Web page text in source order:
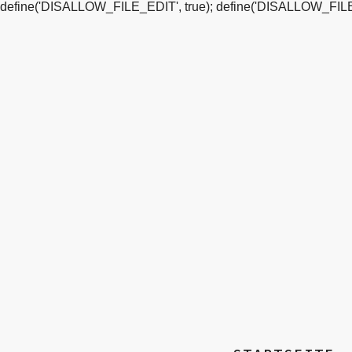
define('DISALLOW_FILE_EDIT', true);